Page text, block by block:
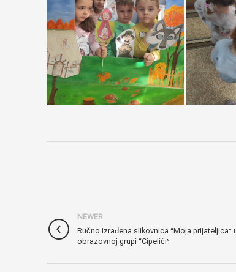
NEWER
Ručno izrađena slikovnica “Moja prijateljica”
obrazovnoj grupi “Cipelići”